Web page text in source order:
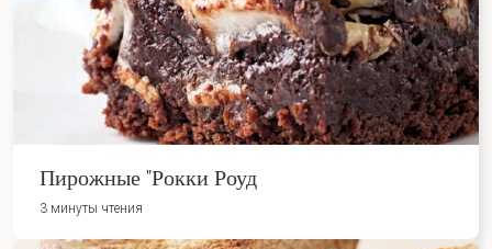
Пирожные "Рокки Роуд
3 минуты чтения